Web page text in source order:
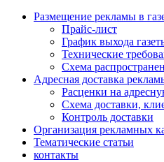
Размещение рекламы в
Прайс-лист
График выхода
Технические
Схема
Адресная доставка
Расценки на
Схема доставки,
Контроль доставки
Организация рекламных
Тематические статьи
контакты